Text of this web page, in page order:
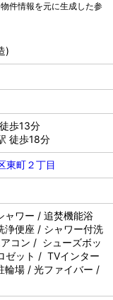
件情報を元に生成した参
)
歩13分
徒歩18分
東町２丁目
ャワー / 追焚機能浴
浄便座 / シャワー付洗
コン / シューズボッ
ゼット / TVインター
輪場 / 光ファイバー /